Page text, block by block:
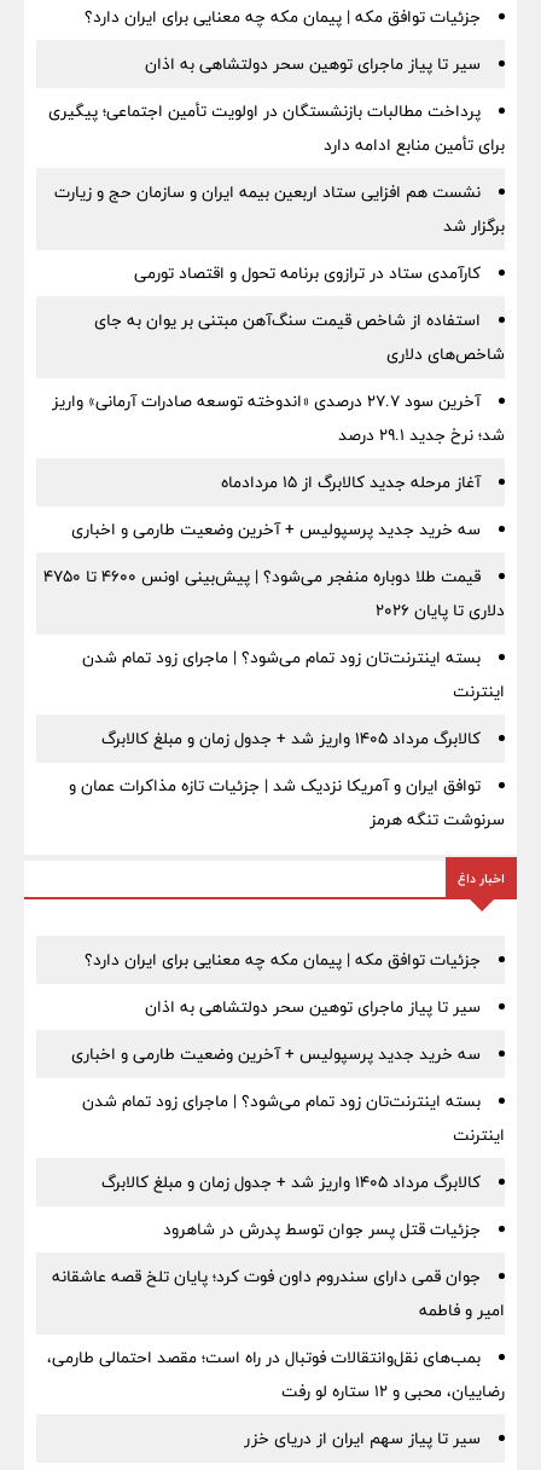
جزئیات توافق مکه | پیمان مکه چه معنایی برای ایران دارد؟
سیر تا پیاز ماجرای توهین سحر دولتشاهی به اذان
پرداخت مطالبات بازنشستگان در اولویت تأمین اجتماعی؛ پیگیری
برای تأمین منابع ادامه دارد
نشست هم افزایی ستاد اربعین بیمه ایران و سازمان حج و زیارت
برگزار شد
کارآمدی ستاد در ترازوی برنامه تحول و اقتصاد تورمی
استفاده از شاخص قیمت سنگ‌آهن مبتنی بر یوان به جای
شاخص‌های دلاری
آخرین سود ۲۷.۷ درصدی «اندوخته توسعه صادرات آرمانی» واریز
شد؛ نرخ جدید ۲۹.۱ درصد
آغاز مرحله جدید کالابرگ از ۱۵ مردادماه
سه خرید جدید پرسپولیس + آخرین وضعیت طارمی و اخباری
قیمت طلا دوباره منفجر می‌شود؟ | پیش‌بینی اونس ۴۶۰۰ تا ۴۷۵۰
دلاری تا پایان ۲۰۲۶
بسته اینترنت‌تان زود تمام می‌شود؟ | ماجرای زود تمام شدن
اینترنت
کالابرگ مرداد ۱۴۰۵ واریز شد + جدول زمان و مبلغ کالابرگ
توافق ایران و آمریکا نزدیک شد | جزئیات تازه مذاکرات عمان و
سرنوشت تنگه هرمز
اخبار داغ
جزئیات توافق مکه | پیمان مکه چه معنایی برای ایران دارد؟
سیر تا پیاز ماجرای توهین سحر دولتشاهی به اذان
سه خرید جدید پرسپولیس + آخرین وضعیت طارمی و اخباری
بسته اینترنت‌تان زود تمام می‌شود؟ | ماجرای زود تمام شدن
اینترنت
کالابرگ مرداد ۱۴۰۵ واریز شد + جدول زمان و مبلغ کالابرگ
جزئیات قتل پسر جوان توسط پدرش در شاهرود
جوان قمی دارای سندروم داون فوت کرد؛ پایان تلخ قصه عاشقانه
امیر و فاطمه
بمب‌های نقل‌وانتقالات فوتبال در راه است؛ مقصد احتمالی طارمی،
رضاییان، محبی و ۱۲ ستاره لو رفت
سیر تا پیاز سهم ایران از دریای خزر